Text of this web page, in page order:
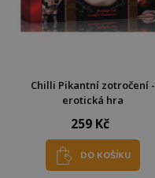
Chilli Pikantní zotročení -
erotická hra
259 Kč
DO KOŠÍKU